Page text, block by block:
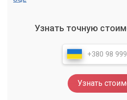
Мастер»
Если вы ищете надежного
Microsoft Office, обратитесь к
помочь вам быстро и
программу и настроить ее в
потребностями. Свяжитесь с нами
Узнать точную
Узнать